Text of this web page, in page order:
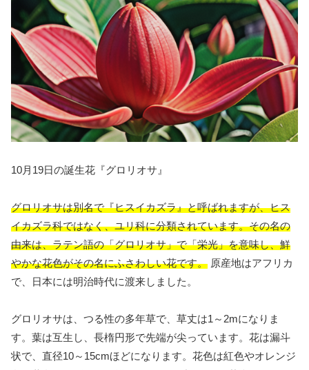
10月19日の誕生花『グロリオサ』
グロリオサは別名で『ヒスイカズラ』と呼ばれますが、ヒス
イカズラ科ではなく、ユリ科に分類されています。その名の
由来は、ラテン語の「グロリオサ」で「栄光」を意味し、鮮
やかな花色がその名にふさわしい花です。 原産地はアフリカ
で、日本には明治時代に渡来しました。
グロリオサは、つる性の多年草で、草丈は1～2mになりま
す。葉は互生し、長楕円形で先端が尖っています。花は漏斗
状で、直径10～15cmほどになります。花色は紅色やオレンジ